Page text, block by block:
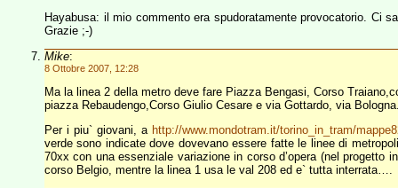
Hayabusa: il mio commento era spudoratamente provocatorio. Ci
Grazie ;-)
Mike:
8 Ottobre 2007, 12:28
Ma la linea 2 della metro deve fare Piazza Bengasi, Corso
piazza Rebaudengo,Corso Giulio Cesare e via Gottardo, via
Per i piu` giovani, a http://www.mondotram.it/torino_in_tram/
verde sono indicate dove dovevano essere fatte le linee di
70xx con una essenziale variazione in corso d’opera (nel progetto
corso Belgio, mentre la linea 1 usa le val 208 ed e` tutta interrata….